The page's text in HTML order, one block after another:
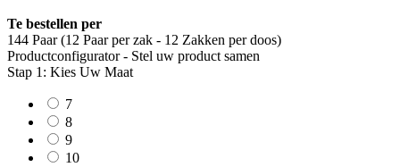
Te bestellen per
144 Paar (12 Paar per zak - 12 Zakken per doos)
Productconfigurator - Stel uw product samen
Stap 1: Kies Uw Maat
7
8
9
10